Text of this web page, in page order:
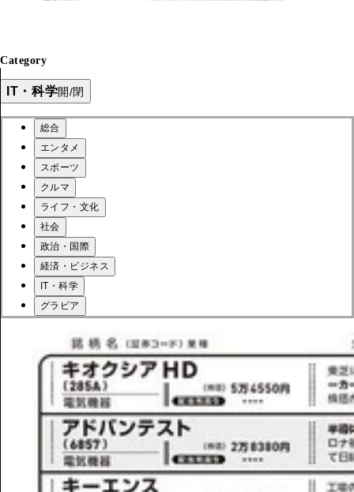
Category
IT・科学開/閉
総合
エンタメ
スポーツ
クルマ
ライフ・文化
社会
政治・国際
経済・ビジネス
IT・科学
グラビア